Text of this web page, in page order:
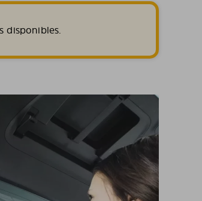
disponibles.